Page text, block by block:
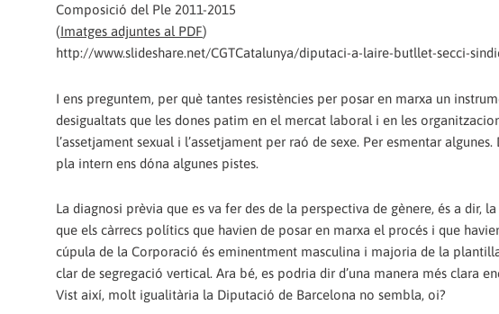
Composició del Ple 2011-2015
(Imatges adjuntes al PDF)
http://www.slideshare.net/CGTCatalunya/diputaci-a-laire-butllet-secci-
I ens preguntem, per què tantes resistències per posar en marxa un
desigualtats que les dones patim en el mercat laboral i en les
l’assetjament sexual i l’assetjament per raó de sexe. Per esmentar
pla intern ens dóna algunes pistes.
La diagnosi prèvia que es va fer des de la perspectiva de gènere, és a dir,
que els càrrecs polítics que havien de posar en marxa el procés i que
cúpula de la Corporació és eminentment masculina i majoria de la
clar de segregació vertical. Ara bé, es podria dir d’una manera més clara
Vist així, molt igualitària la Diputació de Barcelona no sembla, oi?